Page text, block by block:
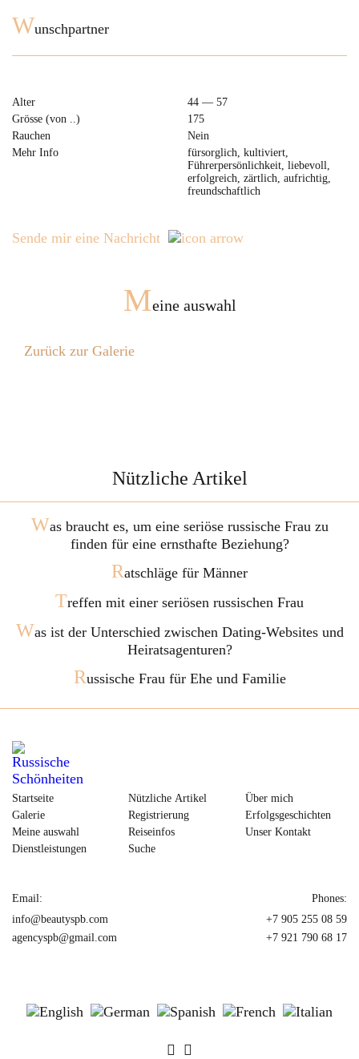
Wunschpartner
Alter
44 — 57
Grösse (von ..)
175
Rauchen
Nein
Mehr Info
fürsorglich, kultiviert,
Führerpersönlichkeit, liebevoll,
erfolgreich, zärtlich, aufrichtig,
freundschaftlich
Sende mir eine Nachricht
Meine auswahl
Zurück zur Galerie
Nützliche Artikel
Was braucht es, um eine seriöse russische Frau zu
finden für eine ernsthafte Beziehung?
Ratschläge für Männer
Treffen mit einer seriösen russischen Frau
Was ist der Unterschied zwischen Dating-Websites und
Heiratsagenturen?
Russische Frau für Ehe und Familie
Startseite
Galerie
Meine auswahl
Dienstleistungen
Nützliche Artikel
Registrierung
Reiseinfos
Suche
Über mich
Erfolgsgeschichten
Unser Kontakt
Email:
info@beautyspb.com
agencyspb@gmail.com
Phones:
+7 905 255 08 59
+7 921 790 68 17